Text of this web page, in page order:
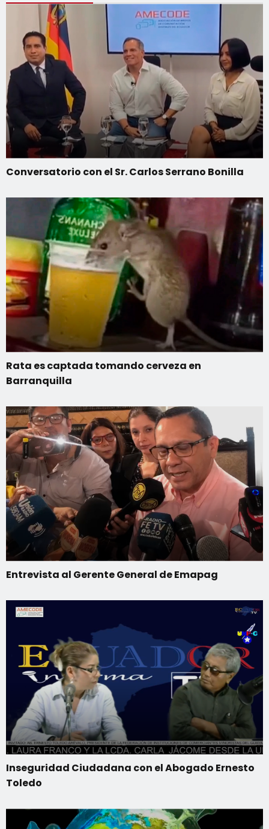
Conversatorio con el Sr. Carlos Serrano Bonilla
Rata es captada tomando cerveza en
Barranquilla
Entrevista al Gerente General de Emapag
Inseguridad Ciudadana con el Abogado Ernesto
Toledo